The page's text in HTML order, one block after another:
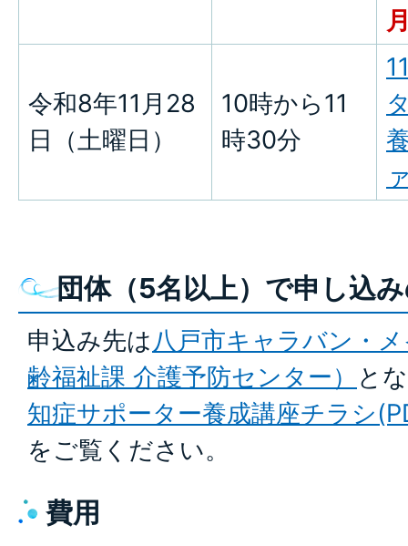
令和8年11月28
日（土曜日）
10時から11
時30分
団体（5名以上）で申し込
申込み先は 八戸市キャラバン・
齢福祉課 介護予防センター）
と
知症サポーター養成講座チラシ
をご覧ください。
費用